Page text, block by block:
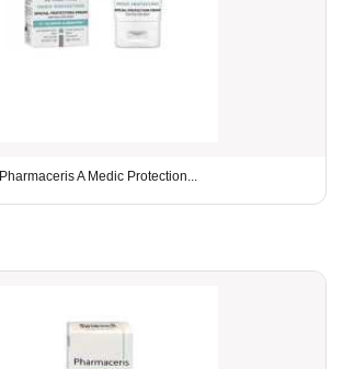
Pharmaceris A Medic Protection...